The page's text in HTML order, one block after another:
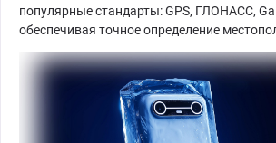
популярные стандарты: GPS, ГЛОНАСС,
обеспечивая точное определение